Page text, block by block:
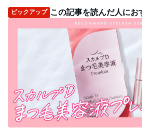
ピックアップ この記事を読んだ人にお